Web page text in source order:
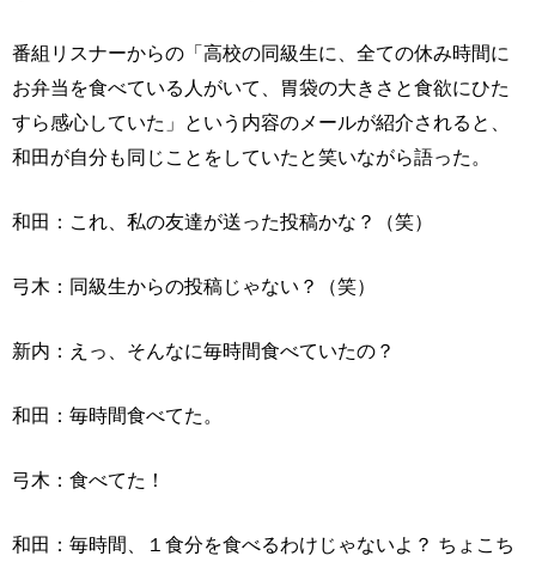
番組リスナーからの「高校の同級生に、全ての休み時間に
お弁当を食べている人がいて、胃袋の大きさと食欲にひた
すら感心していた」という内容のメールが紹介されると、
和田が自分も同じことをしていたと笑いながら語った。
和田：これ、私の友達が送った投稿かな？（笑）
弓木：同級生からの投稿じゃない？（笑）
新内：えっ、そんなに毎時間食べていたの？
和田：毎時間食べてた。
弓木：食べてた！
和田：毎時間、１食分を食べるわけじゃないよ？ ちょこち